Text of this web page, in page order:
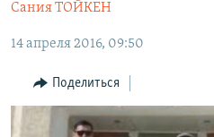
навигации
Вернутся
УЗБЕКИСТАН
ТАДЖИКИСТАН
НА ДРУГИХ ЯЗЫКАХ
ҚАЗАҚША
КЫРГЫЗЧА
ЎЗБЕКЧА
Сания ТОЙКЕН
14 апреля 2016, 09:50
Поделиться